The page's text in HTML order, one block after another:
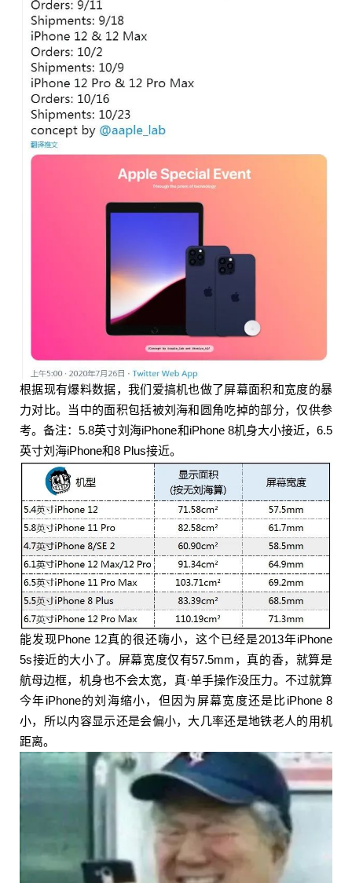
根据现有爆料数据，我们爱搞机也做了屏幕面积和宽度的暴
力对比。当中的面积包括被刘海和圆角吃掉的部分，仅供参
考。备注：5.8英寸刘海iPhone和iPhone 8机身大小接近，6.5
英寸刘海iPhone和8 Plus接近。
能发现Phone 12真的很还嗨小，这个已经是2013年iPhone
5s接近的大小了。屏幕宽度仅有57.5mm，真的香，就算是
航母边框，机身也不会太宽，真·单手操作没压力。不过就算
今年iPhone的刘海缩小，但因为屏幕宽度还是比iPhone 8
小，所以内容显示还是会偏小，大几率还是地铁老人的用机
距离。
给鹰视界打赏
2 元 5 元 10 元
付费内容
6位以上
6位以上